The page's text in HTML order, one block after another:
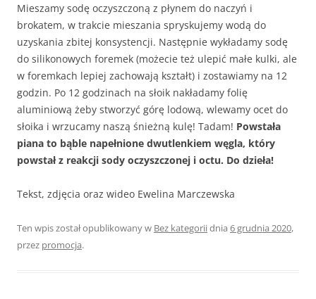
Mieszamy sodę oczyszczoną z płynem do naczyń i
brokatem, w trakcie mieszania spryskujemy wodą do
uzyskania zbitej konsystencji. Następnie wykładamy sodę
do silikonowych foremek (możecie też ulepić małe kulki, ale
w foremkach lepiej zachowają kształt) i zostawiamy na 12
godzin. Po 12 godzinach na słoik nakładamy folię
aluminiową żeby stworzyć górę lodową, wlewamy ocet do
słoika i wrzucamy naszą śnieżną kulę! Tadam! Powstała
piana to bąble napełnione dwutlenkiem węgla, który
powstał z reakcji sody oczyszczonej i octu. Do dzieła!
Tekst, zdjęcia oraz wideo Ewelina Marczewska
Ten wpis został opublikowany w Bez kategoriidnia 6 grudnia 2020,
przez promocja.